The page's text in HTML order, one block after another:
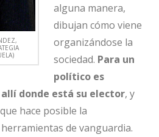
alguna manera,
dibujan cómo viene
organizándose la
sociedad. Para un
político es
donde está su elector, y
hace posible la
de vanguardia.